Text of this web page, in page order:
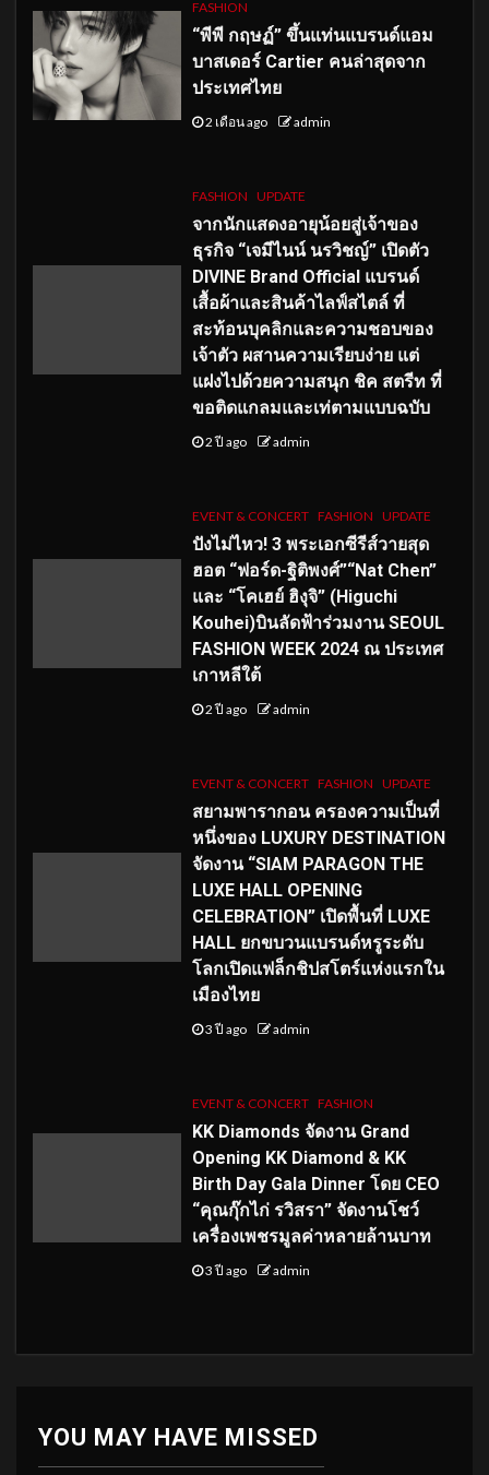
FASHION
“พีพี กฤษฏ์” ขึ้นแท่นแบรนด์แอม
บาสเดอร์ Cartier คนล่าสุดจาก
ประเทศไทย
2 เดือน ago admin
FASHION UPDATE
จากนักแสดงอายุน้อยสู่เจ้าของ
ธุรกิจ “เจมีไนน์ นรวิชญ์” เปิดตัว
DIVINE Brand Official แบรนด์
เสื้อผ้าและสินค้าไลฟ์สไตล์ ที่
สะท้อนบุคลิกและความชอบของ
เจ้าตัว ผสานความเรียบง่าย แต่
แฝงไปด้วยความสนุก ชิค สตรีท ที่
ขอติดแกลมและเท่ตามแบบฉบับ
2 ปี ago admin
EVENT & CONCERT FASHION UPDATE
ปังไม่ไหว! 3 พระเอกซีรีส์วายสุด
ฮอต “ฟอร์ด-ฐิติพงศ์”“Nat Chen”
และ “โคเฮย์ ฮิงุจิ” (Higuchi
Kouhei)บินลัดฟ้าร่วมงาน SEOUL
FASHION WEEK 2024 ณ ประเทศ
เกาหลีใต้
2 ปี ago admin
EVENT & CONCERT FASHION UPDATE
สยามพารากอน ครองความเป็นที่
หนึ่งของ LUXURY DESTINATION
จัดงาน “SIAM PARAGON THE
LUXE HALL OPENING
CELEBRATION” เปิดพื้นที่ LUXE
HALL ยกขบวนแบรนด์หรูระดับ
โลกเปิดแฟล็กชิปสโตร์แห่งแรกใน
เมืองไทย
3 ปี ago admin
EVENT & CONCERT FASHION
KK Diamonds จัดงาน Grand
Opening KK Diamond & KK
Birth Day Gala Dinner โดย CEO
“คุณกุ๊กไก่ รวิสรา” จัดงานโชว์
เครื่องเพชรมูลค่าหลายล้านบาท
3 ปี ago admin
YOU MAY HAVE MISSED